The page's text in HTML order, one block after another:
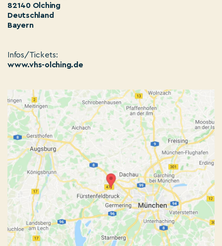
82140 Olching
Deutschland
Bayern
Infos/Tickets:
www.vhs-olching.de